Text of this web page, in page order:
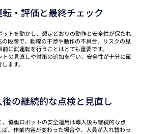
・評価と最終チェック
トを動かし、想定どおりの動作と安全性が保たれ
段階で、動線の干渉や動作の不具合、リスクの見
に試運転を行うことはとても重要です。
の見直しや対策の追加を行い、安全性が十分に確
ます。
の継続的な点検と見直し
協働ロボットの安全運用は導入後も継続的な点
、作業内容が変わった場合や、人員が入れ替わっ